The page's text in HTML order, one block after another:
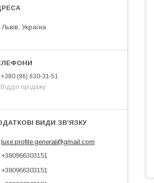
Львів, Україна
+380 (96) 630-31-51
Відділ продажу
luxe.profile.general@gmail.com
+380966303151
+380966303151